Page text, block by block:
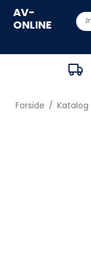
AV-
ONLINE
Forside / Katalog